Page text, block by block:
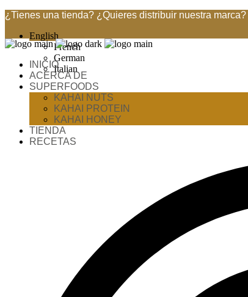
¿Tienes una tienda? ¿Quieres distribuir nuestra marca?
English
French
German
Italian
INICIO
ACERCA DE
SUPERFOODS
KAHAI NUTS
KAHAI PROTEIN
KAHAI HONEY
TIENDA
RECETAS